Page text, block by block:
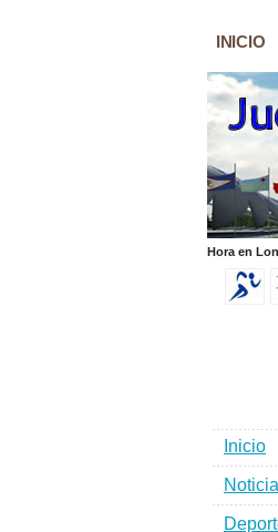
INICIO
Hora en
Inicio